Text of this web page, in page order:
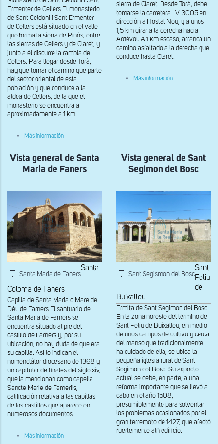
Ermenter de Cellers El monasterio
de Sant Celdoni i Sant Ermenter
de Cellers está situado en el valle
que forma la sierra de Pinós, entre
las sierras de Cellers y de Claret, y
junto a él discurre la rambla de
Cellers. Para llegar desde Torà,
hay que tomar el camino que parte
del sector oriental de esta
población y que conduce a la
aldea de Cellers, de la que el
monasterio se encuentra a
aproximadamente a 1 km.
Más información
desde
sureste
Celoni
Sant
Ermenter
de
Cellers
sierra de Claret. Desde Torà, debe
tomarse la carretera LV-3005 en
dirección a Hostal Nou, y a unos
1,5 km girar a la derecha hacia
Ardèvol. A 1 km escaso, arranca un
camino asfaltado a la derecha que
conduce hasta Claret.
Más información
Vista general de Santa
Maria de Faners
Santa Maria de Faners
Santa
Coloma de Faners
Capilla de Santa Maria o Mare de
Déu de Farners El santuario de
Santa Maria de Farners se
encuentra situado al pie del
castillo de Farners y, por su
ubicación, no hay duda de que era
su capilla. Así lo indican el
nomenclátor diocesano de 1368 y
un capitular de finales del siglo xiv,
que la mencionan como capella
Sancte Marie de Fameriis,
calificación relativa a las capillas
de los castillos que aparece en
numerosos documentos.
Más información
Vista general de Sant
Segimon del Bosc
Sant Segismon del Bosc
Sant
Feliu
de
Buixalleu
Ermita de Sant Segimon del Bosc
En la zona noreste del término de
Sant Feliu de Buixalleu, en medio
de unos campos de cultivo y cerca
del manso que tradicionalmente
ha cuidado de ella, se ubica la
pequeña iglesia rural de Sant
Segimon del Bosc. Su aspecto
actual se debe, en parte, a una
reforma importante que se llevó a
cabo en el año 1508,
presumiblemente para solventar
los problemas ocasionados por el
gran terremoto de 1427, que afectó
fuertemente alñ edificio.